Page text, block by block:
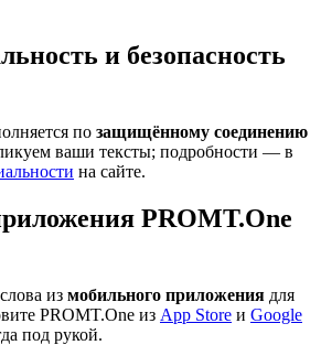
и безопасность
по защищённому соединению
ваши тексты; подробности — в
на сайте.
PROMT.One
из мобильного приложения для
PROMT.One из App Store и Google
под рукой.